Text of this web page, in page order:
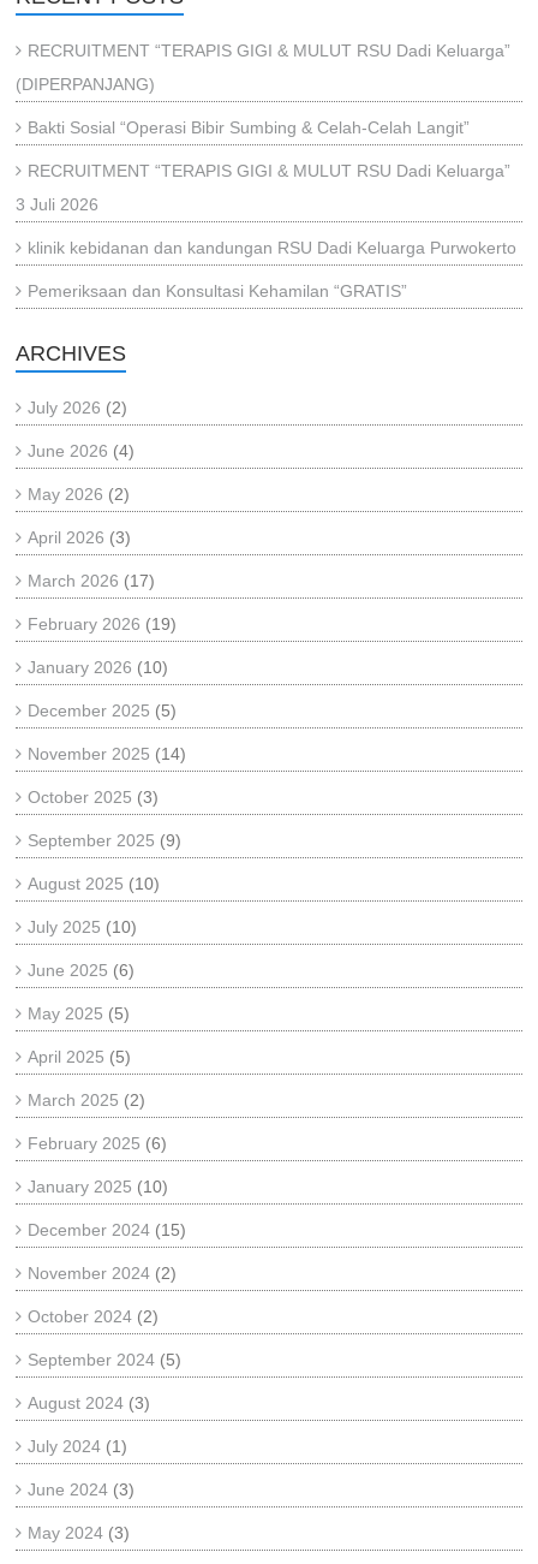
RECRUITMENT “TERAPIS GIGI & MULUT RSU Dadi Keluarga”
(DIPERPANJANG)
Bakti Sosial “Operasi Bibir Sumbing & Celah-Celah Langit”
RECRUITMENT “TERAPIS GIGI & MULUT RSU Dadi Keluarga”
3 Juli 2026
klinik kebidanan dan kandungan RSU Dadi Keluarga Purwokerto
Pemeriksaan dan Konsultasi Kehamilan “GRATIS”
ARCHIVES
July 2026 (2)
June 2026 (4)
May 2026 (2)
April 2026 (3)
March 2026 (17)
February 2026 (19)
January 2026 (10)
December 2025 (5)
November 2025 (14)
October 2025 (3)
September 2025 (9)
August 2025 (10)
July 2025 (10)
June 2025 (6)
May 2025 (5)
April 2025 (5)
March 2025 (2)
February 2025 (6)
January 2025 (10)
December 2024 (15)
November 2024 (2)
October 2024 (2)
September 2024 (5)
August 2024 (3)
July 2024 (1)
June 2024 (3)
May 2024 (3)